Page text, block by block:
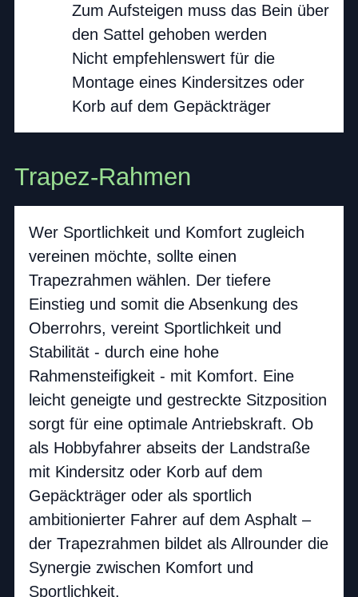
Zum Aufsteigen muss das Bein über
den Sattel gehoben werden
Nicht empfehlenswert für die
Montage eines Kindersitzes oder
Korb auf dem Gepäckträger
Trapez-Rahmen
Wer Sportlichkeit und Komfort zugleich
vereinen möchte, sollte einen
Trapezrahmen wählen. Der tiefere
Einstieg und somit die Absenkung des
Oberrohrs, vereint Sportlichkeit und
Stabilität - durch eine hohe
Rahmensteifigkeit - mit Komfort. Eine
leicht geneigte und gestreckte Sitzposition
sorgt für eine optimale Antriebskraft. Ob
als Hobbyfahrer abseits der Landstraße
mit Kindersitz oder Korb auf dem
Gepäckträger oder als sportlich
ambitionierter Fahrer auf dem Asphalt –
der Trapezrahmen bildet als Allrounder die
Synergie zwischen Komfort und
Sportlichkeit.